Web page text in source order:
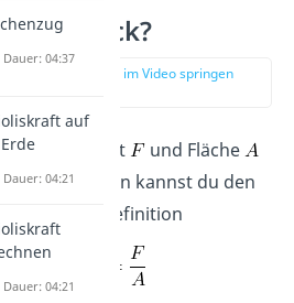
ist Druck?
zur Stelle im Video springen
du eine Kraft
und Fläche
hast, dann kannst du den
p mit der Definition
04:37
auf
04:21
04:21